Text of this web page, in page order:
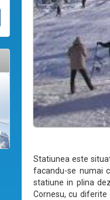
Statiunea este
facandu-se numai
statiune in plina
Cornesu, cu